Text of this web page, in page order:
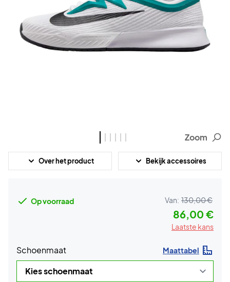
Zoom
Over het product Bekijk accessoires
Op voorraad Van: 130,00 €
86,00 €
Laatste kans
Schoenmaat Maattabel